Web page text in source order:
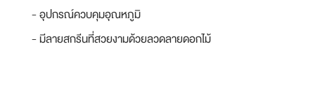
- อุปกรณ์ควบคุมอุณหภูมิ
- มีลายสกรีนที่สวยงามด้วยลวดลายดอกไม้